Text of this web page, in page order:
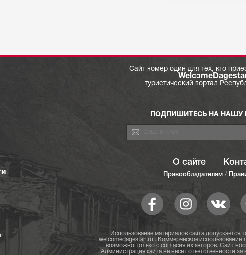
Сайт номер один для тех, кто
туристический портал
ПОДПИШИТЕСЬ НА НАШУ
О сайте
Правообладателям /
Использование материалов сайта допускается
welcomedagestan.ru . Коммерческое использование
возможно только с согласия их авторов. Сайт
Администрация сайта не несет ответственности за